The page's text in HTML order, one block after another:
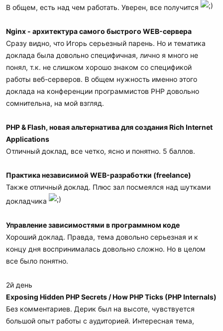
В общем, есть над чем работать. Уверен, все получится
Nginx - архитектура самого быстрого WEB-сервера
Сразу видно, что Игорь серьезный парень. Но и тематика
доклада была довольно специфичная, лично я много не
понял, т.к. не слишком хорошо знаком со спецификой
работы веб-серверов. В общем нужность именно этого
доклада на конференции программистов PHP довольно
сомнительна, на мой взгляд.
PHP & Flash, новая альтернатива для создания Rich Internet
Applications
Отличный доклад, все четко, ясно и понятно. 5 баллов.
Практика независимой WEB-разработки (freelance)
Также отличный доклад. Плюс зал посмеялся над шутками
докладчика
Управление зависимостями в программном коде
Хороший доклад. Правда, тема довольно серьезная и к
концу дня воспринималась довольно сложно. Но в целом
все было понятно.
2й день
Exposing Hidden PHP Secrets / How PHP Ticks (PHP Internals)
Без комментариев. Дерик был на высоте, чувствуется
большой опыт работы с аудиторией. Интересная тема,